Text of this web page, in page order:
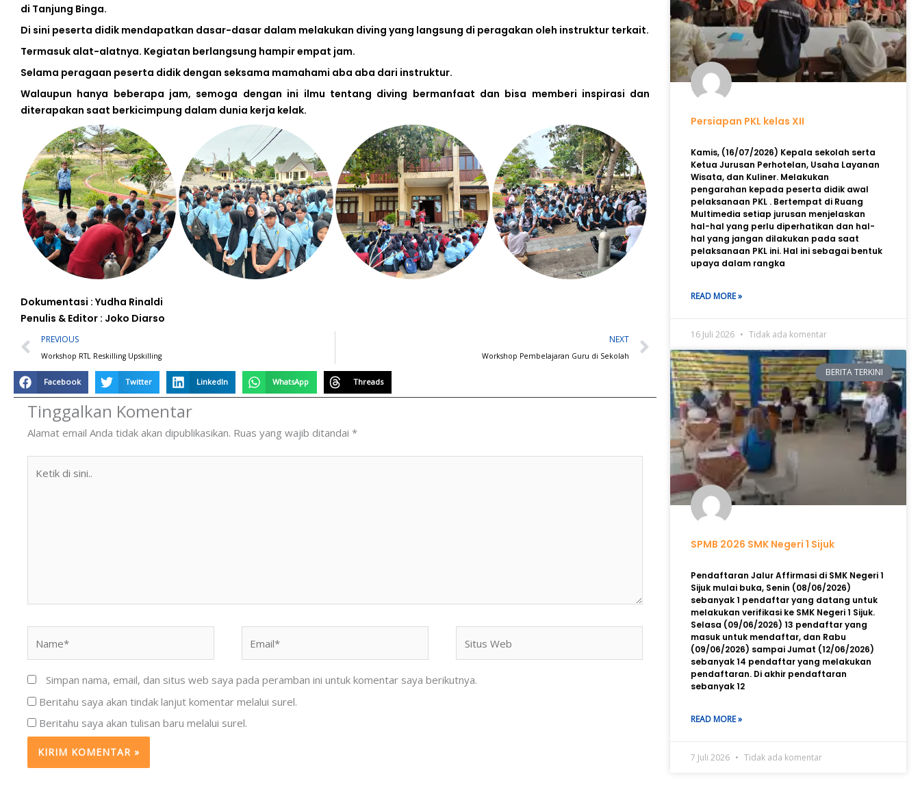
di Tanjung Binga.
Di sini peserta didik mendapatkan dasar-dasar dalam melakukan diving yang langsung di peragakan oleh instruktur terkait.
Termasuk alat-alatnya. Kegiatan berlangsung hampir empat jam.
Selama peragaan peserta didik dengan seksama mamahami aba aba dari instruktur.
Walaupun hanya beberapa jam, semoga dengan ini ilmu tentang diving bermanfaat dan bisa memberi inspirasi dan
diterapakan saat berkicimpung dalam dunia kerja kelak.
Dokumentasi : Yudha Rinaldi
Penulis & Editor : Joko Diarso
Prev
PREVIOUS
Workshop RTL Reskilling Upskilling
NEXT
Workshop Pembelajaran Guru di Sekolah
Next
Facebook Twitter LinkedIn WhatsApp Threads
Tinggalkan Komentar
Alamat email Anda tidak akan dipublikasikan. Ruas yang wajib ditandai *
Web
Simpan nama, email, dan situs web saya pada peramban ini untuk komentar saya berikutnya.
Beritahu saya akan tindak lanjut komentar melalui surel.
Beritahu saya akan tulisan baru melalui surel.
Persiapan PKL kelas XII
Kamis, (16/07/2026) Kepala sekolah serta
Ketua Jurusan Perhotelan, Usaha Layanan
Wisata, dan Kuliner. Melakukan
pengarahan kepada peserta didik awal
pelaksanaan PKL . Bertempat di Ruang
Multimedia setiap jurusan menjelaskan
hal-hal yang perlu diperhatikan dan hal-
hal yang jangan dilakukan pada saat
pelaksanaan PKL ini. Hal ini sebagai bentuk
upaya dalam rangka
READ MORE »
16 Juli 2026 Tidak ada komentar
BERITA TERKINI
SPMB 2026 SMK Negeri 1 Sijuk
Pendaftaran Jalur Affirmasi di SMK Negeri 1
Sijuk mulai buka, Senin (08/06/2026)
sebanyak 1 pendaftar yang datang untuk
melakukan verifikasi ke SMK Negeri 1 Sijuk.
Selasa (09/06/2026) 13 pendaftar yang
masuk untuk mendaftar, dan Rabu
(09/06/2026) sampai Jumat (12/06/2026)
sebanyak 14 pendaftar yang melakukan
pendaftaran. Di akhir pendaftaran
sebanyak 12
READ MORE »
7 Juli 2026 Tidak ada komentar